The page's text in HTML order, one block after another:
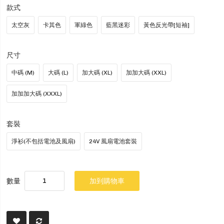
款式
太空灰 卡其色 軍綠色 藍黑迷彩 黃色反光帶[短袖]
尺寸
中碼 (M) 大碼 (L) 加大碼 (XL) 加加大碼 (XXL)
加加加大碼 (XXXL)
套裝
淨衫(不包括電池及風扇) 24V 風扇電池套裝
數量 加到購物車